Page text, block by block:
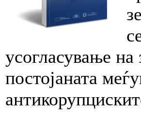
усогласување
постојаната